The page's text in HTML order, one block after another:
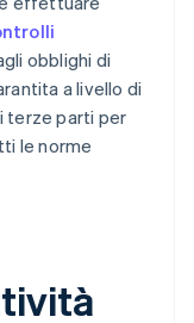
obblighi di
a livello di
terze parti per
le norme